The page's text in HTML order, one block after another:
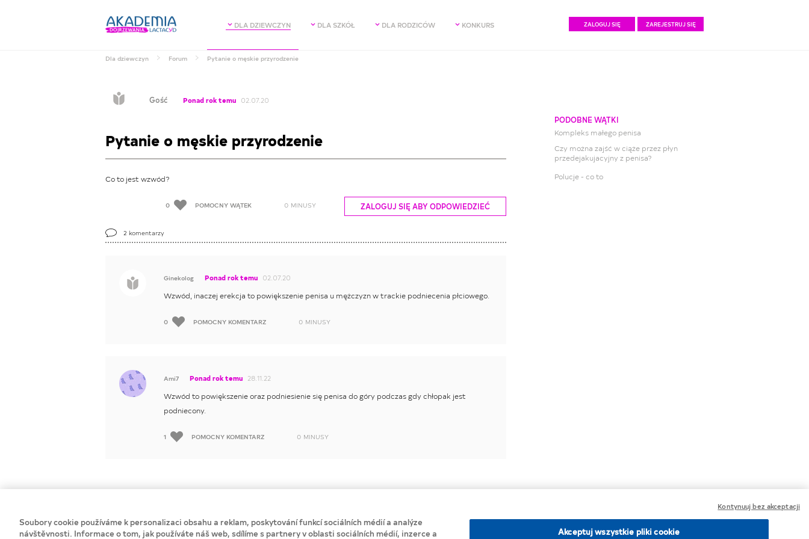
DLA DZIEWCZYN DLA SZKÓŁ DLA RODZICÓW KONKURS ZALOGUJ SIĘ ZAREJESTRUJ SIĘ
Dla dziewczyn Forum Pytanie o męskie przyrodzenie
Gość Ponad rok temu 02.07.20
Pytanie o męskie przyrodzenie
Co to jest wzwód?
0 POMOCNY WĄTEK 0 MINUSY ZALOGUJ SIĘ ABY ODPOWIEDZIEĆ
2 komentarzy
Ginekolog Ponad rok temu 02.07.20
Wzwód, inaczej erekcja to powiększenie penisa u mężczyzn w trackie podniecenia płciowego.
0 POMOCNY KOMENTARZ 0 MINUSY
Ami7 Ponad rok temu 28.11.22
Wzwód to powiększenie oraz podniesienie się penisa do góry podczas gdy chłopak jest
podniecony.
1 POMOCNY KOMENTARZ 0 MINUSY
PODOBNE WĄTKI
Kompleks małego penisa
Czy można zajść w ciąże przez płyn
przedejakujacyjny z penisa?
Polucje - co to
Privacy Notice Cookie Statement Lista cookie WRÓĆ DO GÓRY
Soubory cookie používáme k personalizaci obsahu a reklam, poskytování funkcí sociálních médií a analýze
návštěvnosti. Informace o tom, jak používáte náš web, sdílíme s partnery v oblasti sociálních médií, inzerce a
Akceptuj wszystkie pliki cookie
Kontynuuj bez akceptacji